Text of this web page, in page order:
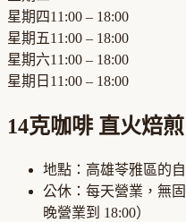
星期四11:00 – 18:00
星期五11:00 – 18:00
星期六11:00 – 18:00
星期日 11:00 – 18:00
14克咖啡 直火焙煎
地點： 高雄苓雅區的
公休： 每天營業，無
晚營業到 18:00）